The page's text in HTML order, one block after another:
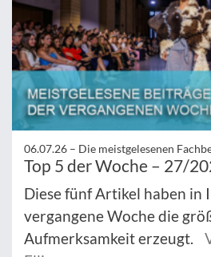
06.07.26 – Die meistgelesenen
Top 5 der Woche – 27/
Diese fünf Artikel haben in
vergangene Woche die
Aufmerksamkeit erzeugt.